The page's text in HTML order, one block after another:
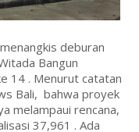
deburan
Bangun
14 . Menurut catatan
Bali, bahwa proyek
melampaui rencana,
37,961 . Ada